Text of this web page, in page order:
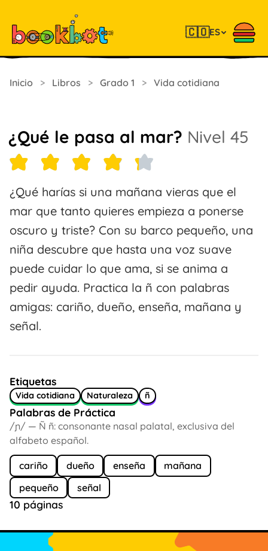
🇨🇴ES
Inicio > Libros > Grado 1 > Vida cotidiana
¿Qué le pasa al mar? Nivel 45
¿Qué harías si una mañana vieras que el
mar que tanto quieres empieza a ponerse
oscuro y triste? Con su barco pequeño, una
niña descubre que hasta una voz suave
puede cuidar lo que ama, si se anima a
pedir ayuda. Practica la ñ con palabras
amigas: cariño, dueño, enseña, mañana y
señal.
Etiquetas
Vida cotidiana Naturaleza ñ
Palabras de Práctica
/ɲ/ — Ñ ñ: consonante nasal palatal, exclusiva del
alfabeto español.
cariño dueño enseña
mañana
pequeño
señal
10 páginas